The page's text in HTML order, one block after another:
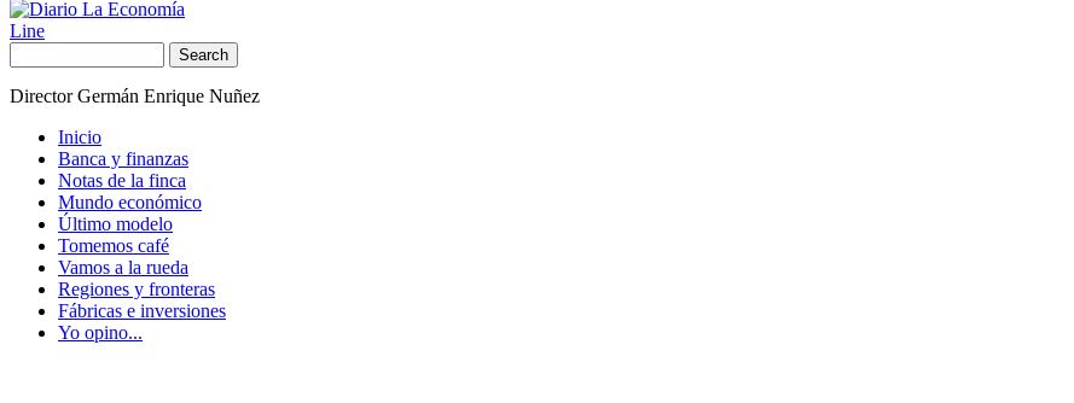
Line
Search
Director Germán Enrique Nuñez
Inicio
Banca y finanzas
Notas de la finca
Mundo económico
Último modelo
Tomemos café
Vamos a la rueda
Regiones y fronteras
Fábricas e inversiones
Yo opino...